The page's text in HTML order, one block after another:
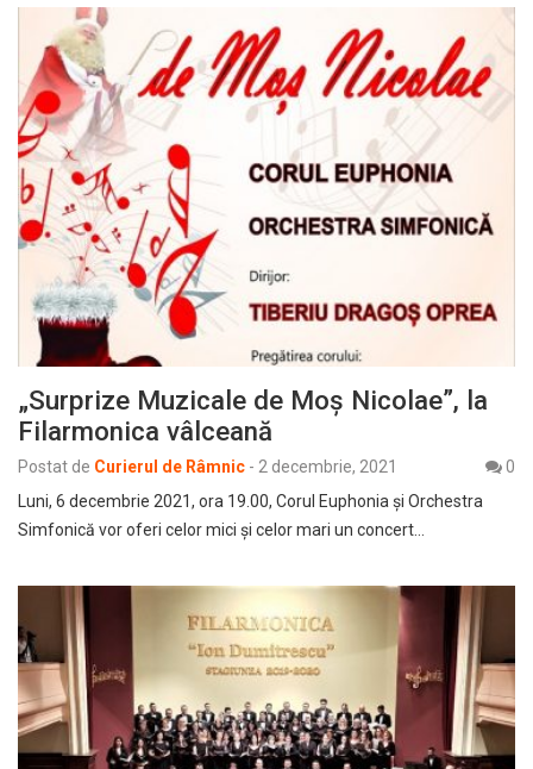
„Surprize Muzicale de Moș Nicolae”, la
Filarmonica vâlceană
Postat de Curierul de Râmnic - 2 decembrie, 2021
0
Luni, 6 decembrie 2021, ora 19.00, Corul Euphonia și Orchestra
Simfonică vor oferi celor mici și celor mari un concert…